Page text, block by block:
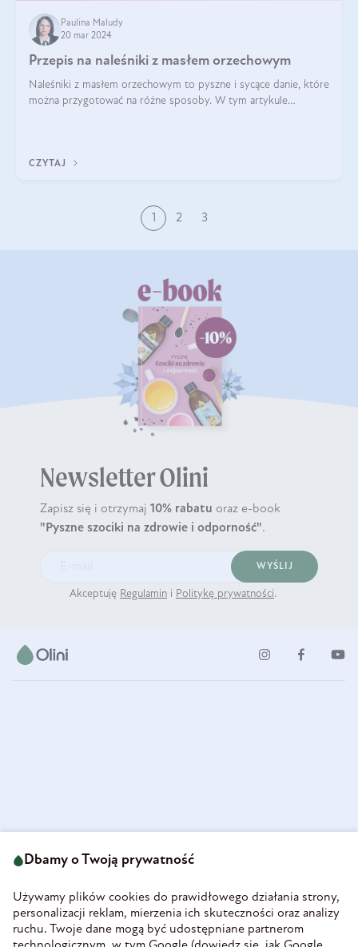
Paulina Maludy
20 mar 2024
Przepis na naleśniki z masłem orzechowym
Naleśniki z masłem orzechowym to pyszne i sycące danie, które
można przygotować na różne sposoby. W tym artykule
CZYTAJ
1 2 3
Newsletter Olini
Zapisz się i otrzymaj 10% rabatu oraz e-book
"Pyszne szociki na zdrowie i odporność".
WYŚLIJ
Akceptuję Regulamin i Politykę prywatności.
58-160 Świebodzice
REGON 890213034
INFORMACJE
Dbamy o Twoją prywatność
Używamy plików cookies do prawidłowego działania strony,
personalizacji reklam, mierzenia ich skuteczności oraz analizy
ruchu. Twoje dane mogą być udostępniane partnerom